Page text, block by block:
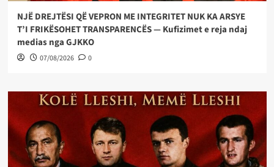
NJË DREJTËSI QË VEPRON ME INTEGRITET NUK KA ARSYE
T’I FRIKËSOHET TRANSPARENCËS — Kufizimet e reja ndaj
medias nga GJKKO
07/08/2026 0